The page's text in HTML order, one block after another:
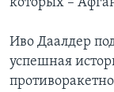
Иво Даалдер
успешная